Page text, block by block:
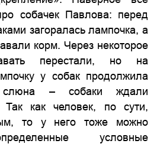
собачек Павлова: перед
загоралась лампочка, а
корм. Через некоторое
перестали, но на
у собак продолжила
слюна – собаки ждали
как человек, по сути,
то у него тоже можно
условные